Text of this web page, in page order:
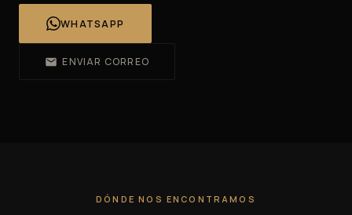
WHATSAPP
ENVIAR CORREO
DÓNDE NOS ENCONTRAMOS